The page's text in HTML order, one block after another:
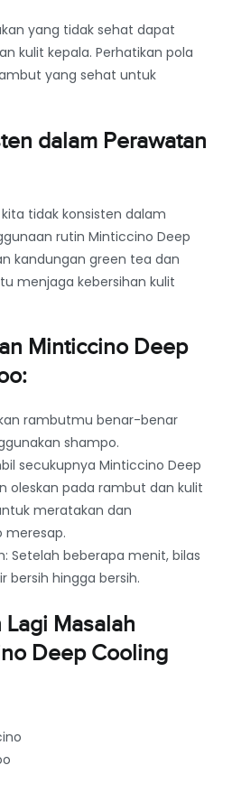
yang tidak sehat dapat
kulit kepala. Perhatikan pola
yang sehat untuk
dalam Perawatan
tidak konsisten dalam
rutin Minticcino Deep
kandungan green tea dan
menjaga kebersihan kulit
Minticcino Deep
rambutmu benar-benar
shampo.
secukupnya Minticcino Deep
oleskan pada rambut dan kulit
meratakan dan
meresap.
Setelah beberapa menit, bilas
bersih hingga bersih.
Masalah
Deep Cooling